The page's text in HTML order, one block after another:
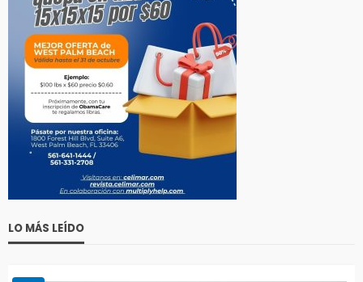
LO MÁS LEÍDO